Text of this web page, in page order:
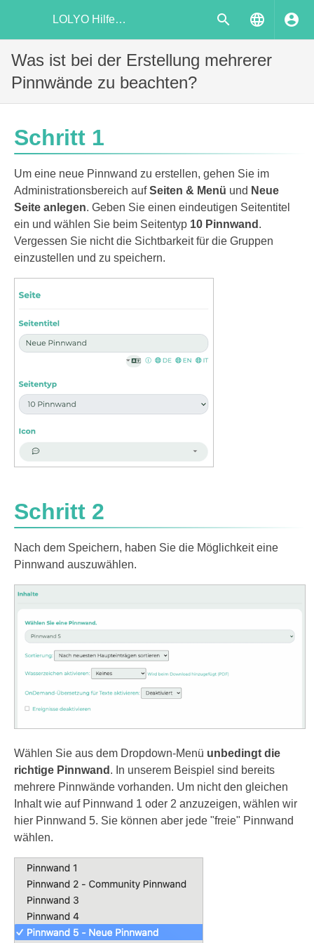
LOLYO Hilfecenter
Was ist bei der Erstellung mehrerer
Pinnwände zu beachten?
Schritt 1
Um eine neue Pinnwand zu erstellen, gehen Sie im
Administrationsbereich aufSeiten & Menü und Neue
Seite anlegen. Geben Sie einen eindeutigen Seitentitel
ein und wählen Sie beim Seitentyp 10 Pinnwand .
Vergessen Sie nicht die Sichtbarkeit für die Gruppen
einzustellen und zu speichern.
Schritt 2
Nach dem Speichern, haben Sie die Möglichkeit eine
Pinnwand auszuwählen.
Wählen Sie aus dem Dropdown-Menü unbedingt die
richtige Pinnwand . In unserem Beispiel sind bereits
mehrere Pinnwände vorhanden. Um nicht den gleichen
Inhalt wie auf Pinnwand 1 oder 2 anzuzeigen, wählen wir
hier Pinnwand 5. Sie können aber jede "freie" Pinnwand
wählen.